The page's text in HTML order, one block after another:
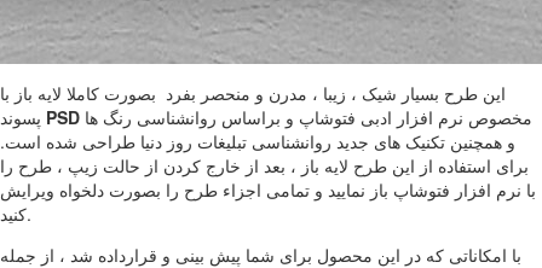
این طرح بسیار شیک ، زیبا ، مدرن و منحصر بفرد بصورت کاملا لایه باز با
PSD
و همچنین تکنیک های جدید روانشناسی تبلیغات روز دنیا طراحی شده است.
برای استفاده از این طرح لایه باز ، بعد از خارج کردن از حالت زیپ ، طرح را
با نرم افزار فتوشاپ باز نمایید و تمامی اجزاء طرح را بصورت دلخواه ویرایش
کنید.
با امکاناتی که در این محصول برای شما پیش بینی و قرارداده شد ، از جمله